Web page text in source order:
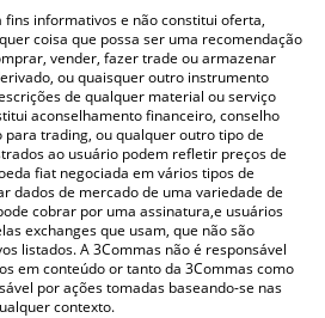
preço de DYOR Coin nas principais
fins informativos e não constitui oferta,
coisa que possa ser uma recomendação
vender, fazer trade ou armazenar
ou quaisquer outro instrumento
de qualquer material ou serviço
aconselhamento financeiro, conselho
trading, ou qualquer outro tipo de
ao usuário podem refletir preços de
fiat negociada em vários tipos de
dados de mercado de uma variedade de
cobrar por uma assinatura,e usuários
exchanges que usam, que não são
listados. A 3Commas não é responsável
em conteúdo or tanto da 3Commas como
por ações tomadas baseando-se nas
contexto.